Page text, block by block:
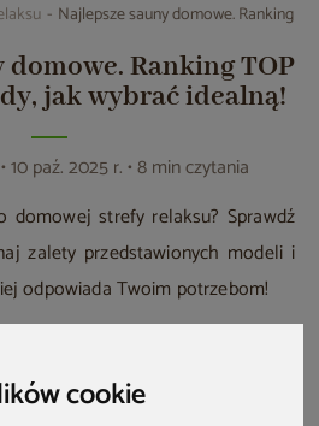
cookie
Najlepsze sauny domowe. Ranking
domowe. Ranking TOP
jak wybrać idealną!
• 10 paź. 2025 r. • 8 min czytania
domowej strefy relaksu? Sprawdź
zalety przedstawionych modeli i
odpowiada Twoim potrzebom!